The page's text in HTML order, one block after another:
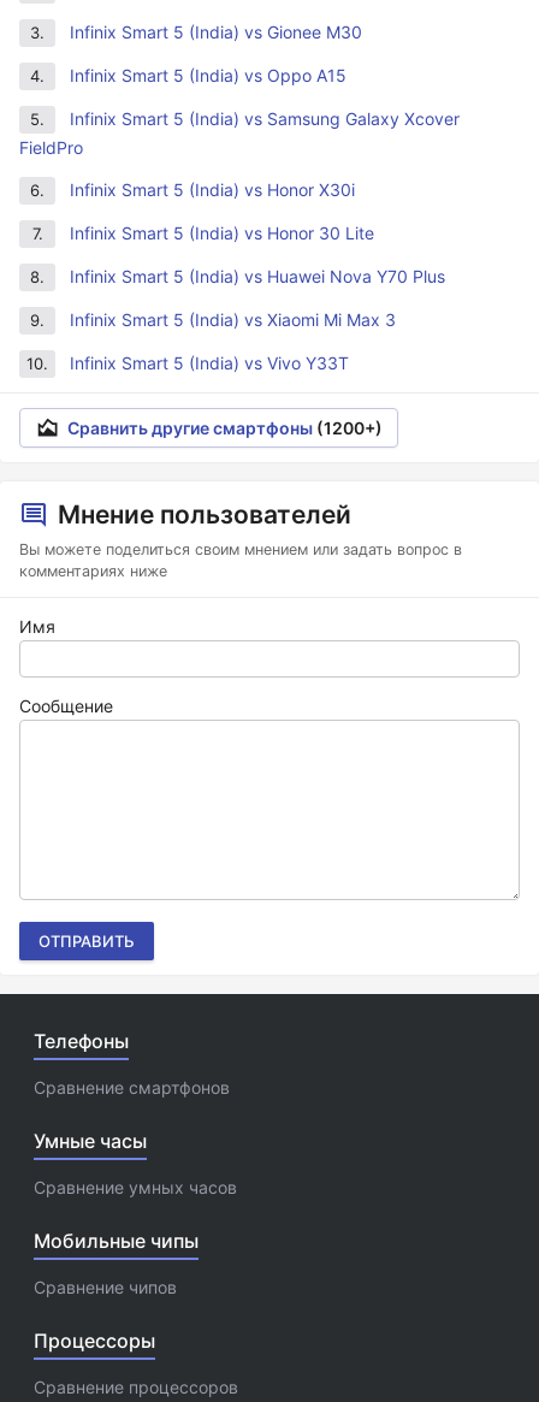
3. Infinix Smart 5 (India) vs Gionee M30
4. Infinix Smart 5 (India) vs Oppo A15
5.
Infinix Smart 5 (India) vs Samsung Galaxy Xcover
FieldPro
6. Infinix Smart 5 (India) vs Honor X30i
7. Infinix Smart 5 (India) vs Honor 30 Lite
8. Infinix Smart 5 (India) vs Huawei Nova Y70 Plus
9. Infinix Smart 5 (India) vs Xiaomi Mi Max 3
10. Infinix Smart 5 (India) vs Vivo Y33T
Сравнить другие смартфоны (1200+)
Мнение пользователей
Вы можете поделиться своим мнением или задать вопрос в
комментариях ниже
Имя
Сообщение
ОТПРАВИТЬ
Телефоны
Сравнение смартфонов
Умные часы
Сравнение умных часов
Мобильные чипы
Сравнение чипов
Процессоры
Сравнение процессоров